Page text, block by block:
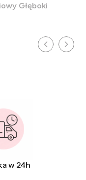
Głęboki
w 24h